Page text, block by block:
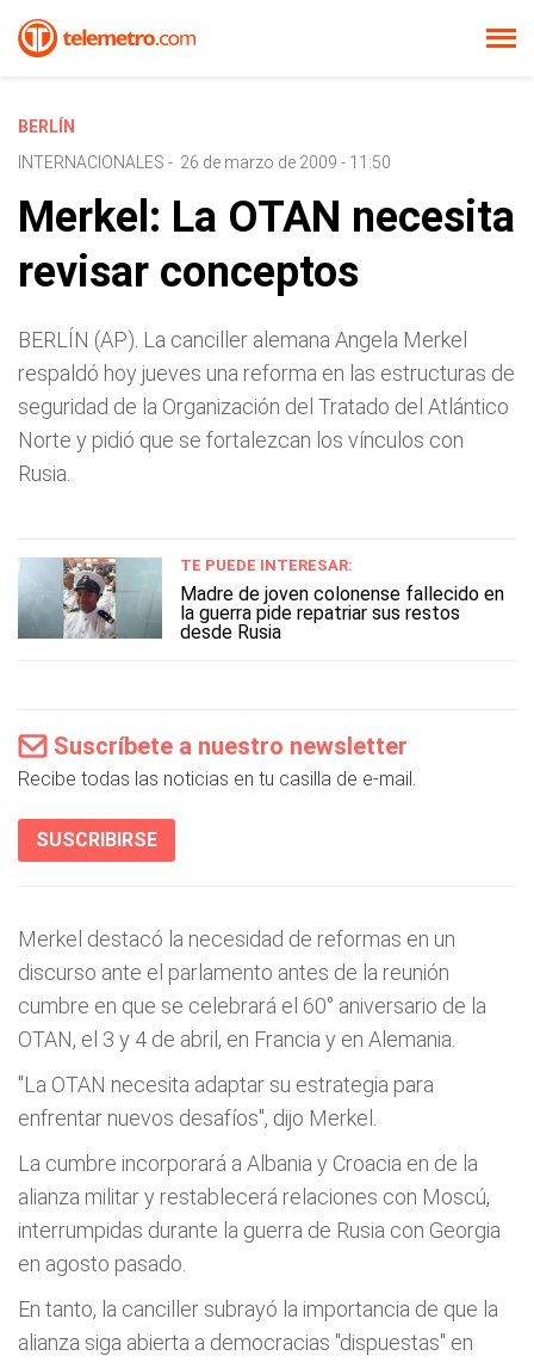
BERLÍN
INTERNACIONALES - 26 de marzo de 2009 - 11:50
Merkel: La OTAN necesita
revisar conceptos
BERLÍN (AP). La canciller alemana Angela Merkel
respaldó hoy jueves una reforma en las estructuras de
seguridad de la Organización del Tratado del Atlántico
Norte y pidió que se fortalezcan los vínculos con
Rusia.
TE PUEDE INTERESAR:
Madre de joven colonense fallecido en
la guerra pide repatriar sus restos
desde Rusia
Suscríbete a nuestro newsletter
Recibe todas las noticias en tu casilla de e-mail.
SUSCRIBIRSE
Merkel destacó la necesidad de reformas en un
discurso ante el parlamento antes de la reunión
cumbre en que se celebrará el 60° aniversario de la
OTAN, el 3 y 4 de abril, en Francia y en Alemania.
"La OTAN necesita adaptar su estrategia para
enfrentar nuevos desafíos", dijo Merkel.
La cumbre incorporará a Albania y Croacia en de la
alianza militar y restablecerá relaciones con Moscú,
interrumpidas durante la guerra de Rusia con Georgia
en agosto pasado.
En tanto, la canciller subrayó la importancia de que la
alianza siga abierta a democracias "dispuestas" en